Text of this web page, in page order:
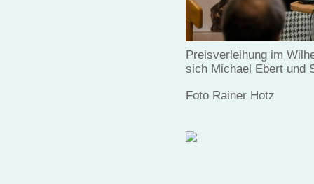
Preisverleihung im
sich Michael Ebert und
Foto Rainer Hotz